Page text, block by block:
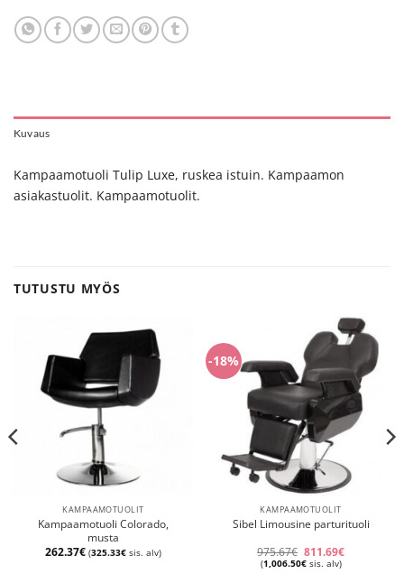
Kuvaus
Kampaamotuoli Tulip Luxe, ruskea istuin. Kampaamon
asiakastuolit. Kampaamotuolit.
TUTUSTU MYÖS
KAMPAAMOTUOLIT
Kampaamotuoli Colorado,
musta
262.37€ (325.33€ sis. alv)
-18%
KAMPAAMOTUOLIT
Sibel Limousine parturituoli
975.67€ Alkuperäinen
hinta
811.69€Nykyinen
(1,006.50€sis. alv)